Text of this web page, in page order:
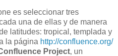
es seleccionar tres
una de ellas y de manera
latitudes: tropical, templada y
la página http://confluence.org/
Project, un